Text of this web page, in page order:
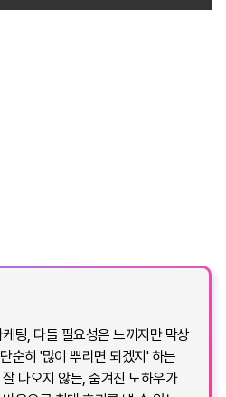
팅, 다들 필요성은 느끼지만 막상
순히 '많이 뿌리면 되겠지' 하는
나오지 않는, 숨겨진 노하우가